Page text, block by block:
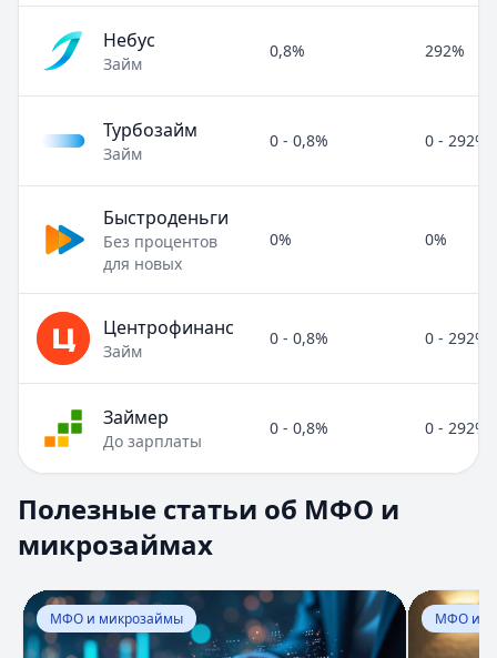
Небус
Займ
0,8% 292%
Турбозайм
Займ
0 - 0,8% 0 - 292%
Быстроденьги
Без процентов
для новых
0% 0%
Центрофинанс
Займ
0 - 0,8% 0 - 292%
Займер
До зарплаты
0 - 0,8% 0 - 292%
Раздел:МФО и микрозаймы. Всего статей: 8.
Займ под расписку
Нужны деньги срочно? Рассмотрите займ под
Опубликовано:17 ноября 2025 г.
Категория: МФО и микрозаймы
Читать статью
Полезные статьи об МФО и
микрозаймах
Перейти к статье:Займ под расписку
МФО и микрозаймы
Перейти
МФО и